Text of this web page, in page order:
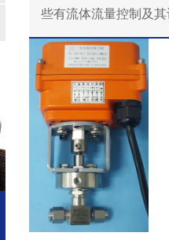
些有流体流量控制及